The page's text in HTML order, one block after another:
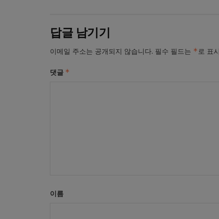
답글 남기기
이메일 주소는 공개되지 않습니다. 필수 필드는 *로 표
댓글 *
이름